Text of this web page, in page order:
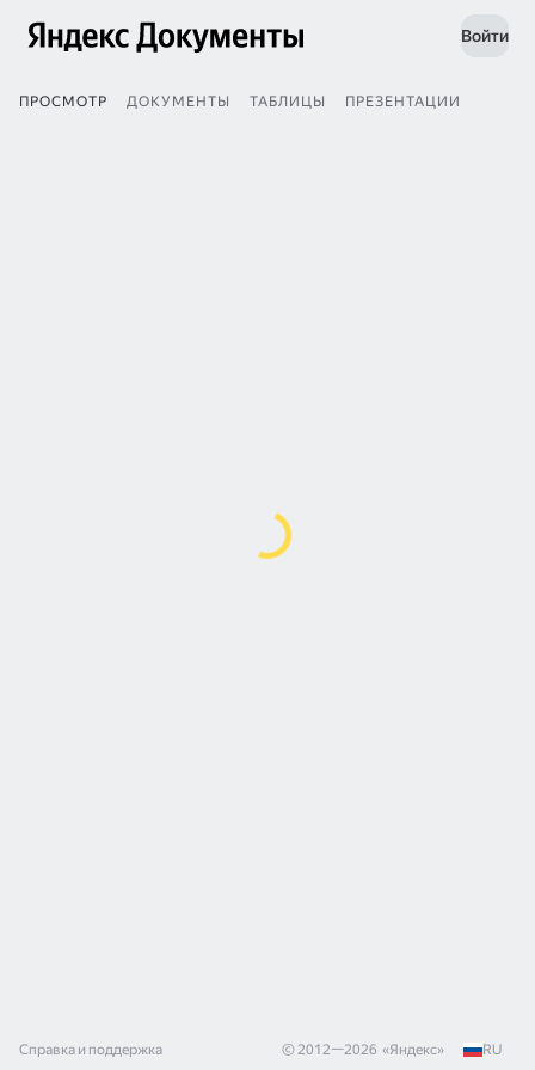
Войти
ПРОСМОТР ДОКУМЕНТЫ ТАБЛИЦЫ ПРЕЗЕНТАЦИИ
Справка и поддержка © 2012—2026 «Яндекс» RU